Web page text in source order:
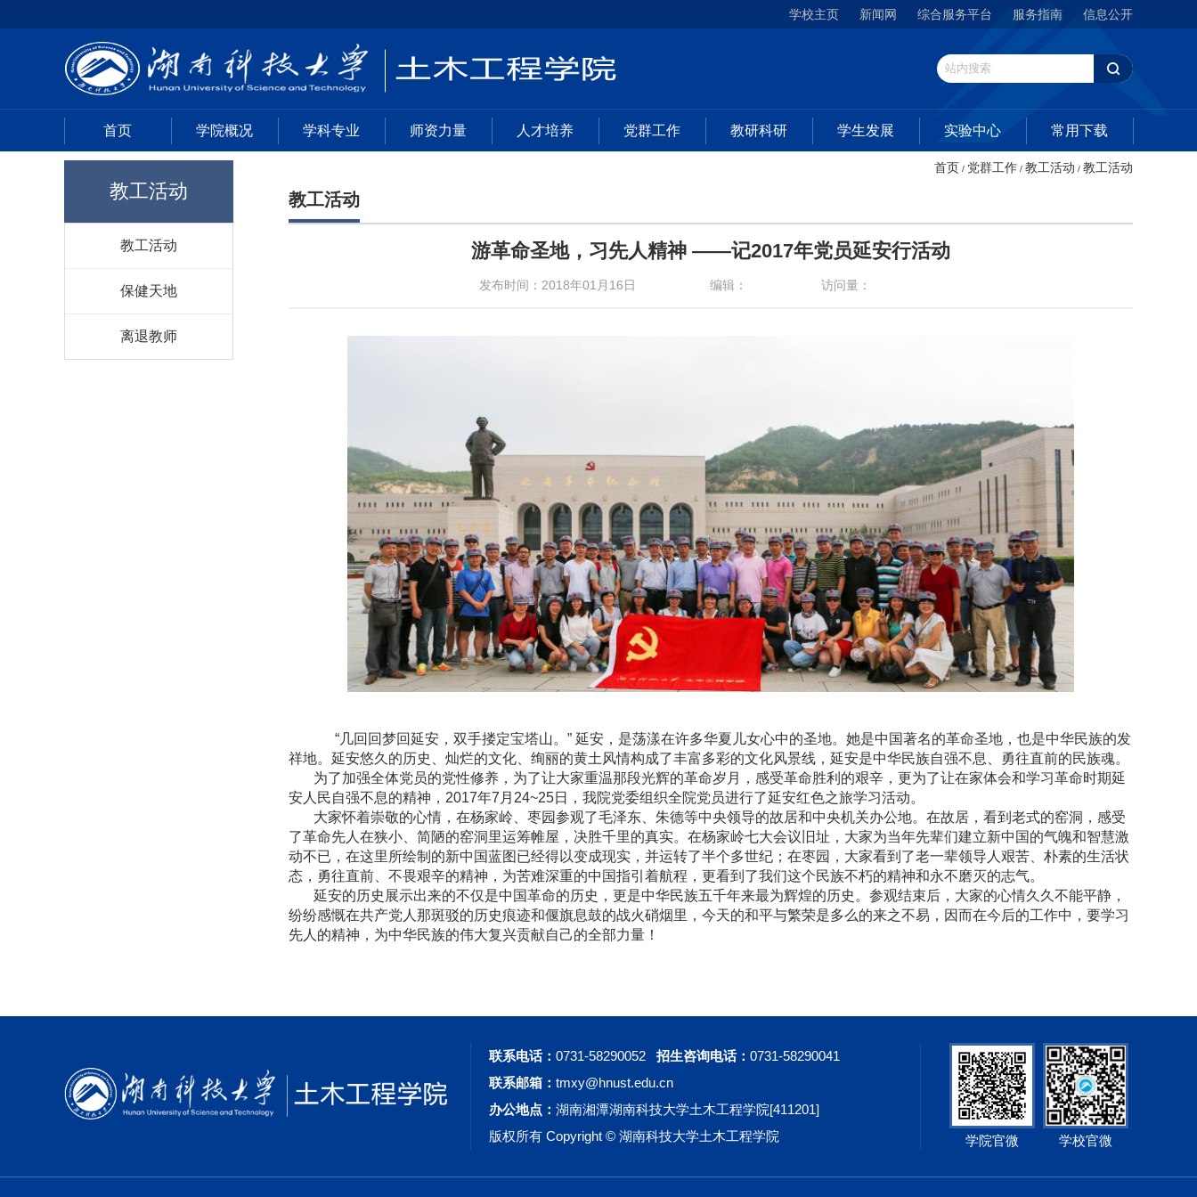
学校主页 新闻网 综合服务平台 服务指南 信息公开
首页 学院概况 学科专业 师资力量 人才培养 党群工作 教研科研 学生发展 实验中心 常用下载
教工活动
教工活动
保健天地
离退教师
首页 / 党群工作 / 教工活动 / 教工活动
教工活动
游革命圣地，习先人精神 ——记2017年党员延安行活动
发布时间：2018年01月16日 编辑： 访问量：
“几回回梦回延安，双手搂定宝塔山。” 延安，是荡漾在许多华夏儿女心中的圣地。她是中国著名的革命圣地，也是中华民族的发
祥地。延安悠久的历史、灿烂的文化、绚丽的黄土风情构成了丰富多彩的文化风景线，延安是中华民族自强不息、勇往直前的民族魂。
为了加强全体党员的党性修养，为了让大家重温那段光辉的革命岁月，感受革命胜利的艰辛，更为了让在家体会和学习革命时期延
安人民自强不息的精神，2017年7月24~25日，我院党委组织全院党员进行了延安红色之旅学习活动。
大家怀着崇敬的心情，在杨家岭、枣园参观了毛泽东、朱德等中央领导的故居和中央机关办公地。在故居，看到老式的窑洞，感受
了革命先人在狭小、简陋的窑洞里运筹帷屋，决胜千里的真实。在杨家岭七大会议旧址，大家为当年先辈们建立新中国的气魄和智慧激
动不已，在这里所绘制的新中国蓝图已经得以变成现实，并运转了半个多世纪；在枣园，大家看到了老一辈领导人艰苦、朴素的生活状
态，勇往直前、不畏艰辛的精神，为苦难深重的中国指引着航程，更看到了我们这个民族不朽的精神和永不磨灭的志气。
延安的历史展示出来的不仅是中国革命的历史，更是中华民族五千年来最为辉煌的历史。参观结束后，大家的心情久久不能平静，
纷纷感慨在共产党人那斑驳的历史痕迹和偃旗息鼓的战火硝烟里，今天的和平与繁荣是多么的来之不易，因而在今后的工作中，要学习
先人的精神，为中华民族的伟大复兴贡献自己的全部力量！
联系电话：0731-58290052招生咨询电话：0731-58290041
联系邮箱：tmxy@hnust.edu.cn
办公地点：湖南湘潭湖南科技大学土木工程学院[411201]
版权所有 Copyright © 湖南科技大学土木工程学院
学校官微
学院官微